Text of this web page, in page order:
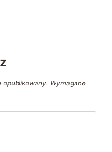
opublikowany. Wymagane